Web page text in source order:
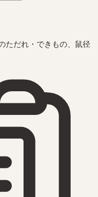
ただれ・できもの、鼠径